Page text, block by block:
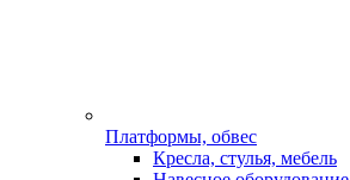
Платформы, обвес
Кресла, стулья, мебель